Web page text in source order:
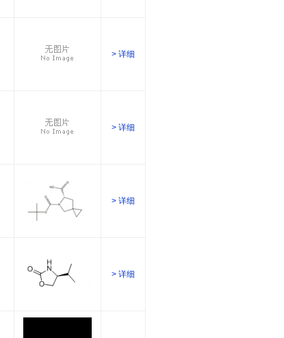
> 详细
> 详细
> 详细
> 详细